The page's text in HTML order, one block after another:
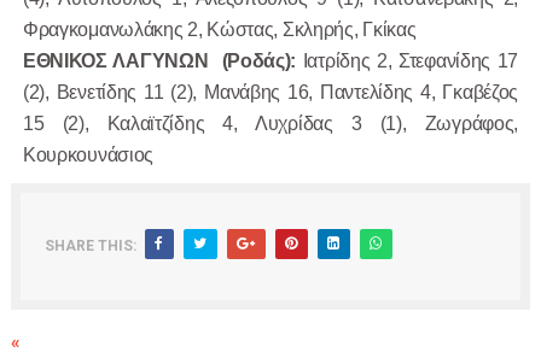
Φραγκομανωλάκης 2, Κώστας, Σκληρής, Γκίκας
ΕΘΝΙΚΟΣ ΛΑΓΥΝΩΝ (Ροδάς): Ιατρίδης 2, Στεφανίδης 17
(2), Βενετίδης 11 (2), Μανάβης 16, Παντελίδης 4, Γκαβέζος
15 (2), Καλαϊτζίδης 4, Λυχρίδας 3 (1), Ζωγράφος,
Κουρκουνάσιος
SHARE THIS:
«